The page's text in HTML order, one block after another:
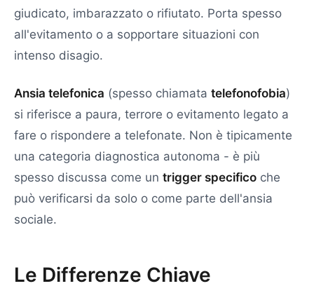
giudicato, imbarazzato o rifiutato. Porta spesso
all'evitamento o a sopportare situazioni con
intenso disagio.
Ansia telefonica (spesso chiamata telefonofobia)
si riferisce a paura, terrore o evitamento legato a
fare o rispondere a telefonate. Non è tipicamente
una categoria diagnostica autonoma - è più
spesso discussa come un trigger specifico che
può verificarsi da solo o come parte dell'ansia
sociale.
Le Differenze Chiave